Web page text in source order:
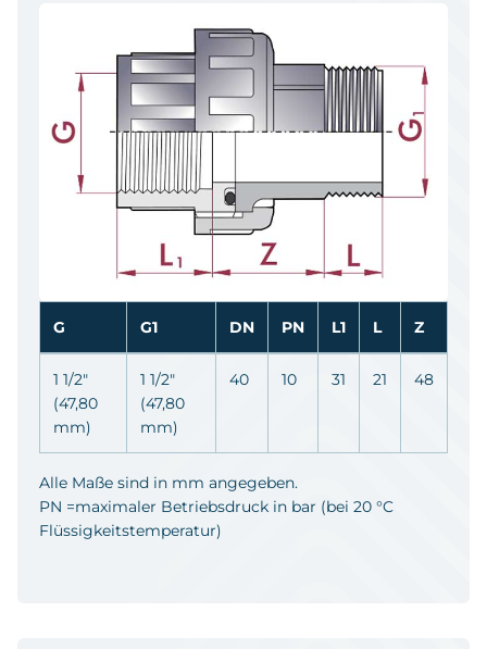
G G1 DN PN L1 L Z
1 1/2"
(47,80
mm)
1 1/2"
(47,80
mm)
40 10 31 21 48
Alle Maße sind in mm angegeben.
PN =maximaler Betriebsdruck in bar (bei 20 °C
Flüssigkeitstemperatur)